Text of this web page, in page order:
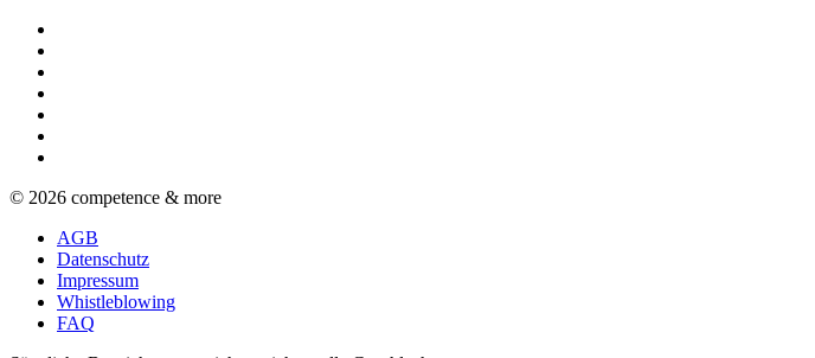
© 2026 competence & more
AGB
Datenschutz
Impressum
Whistleblowing
FAQ